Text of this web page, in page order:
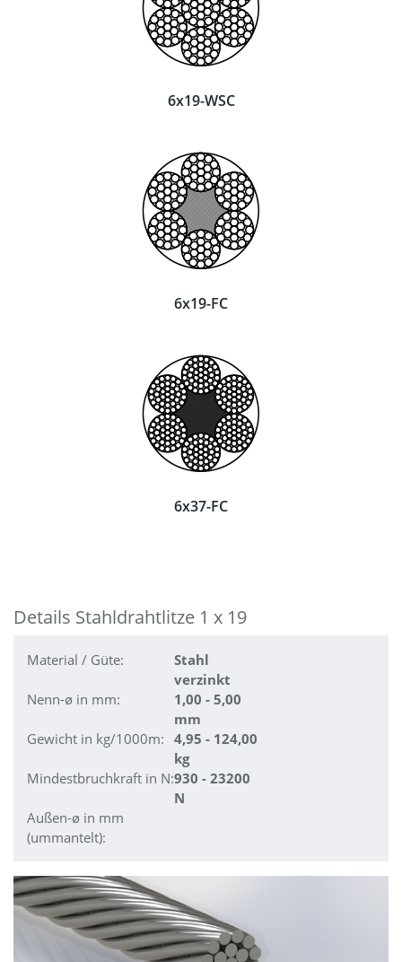
6x19-WSC
6x19-FC
6x37-FC
Details Stahldrahtlitze 1 x 19
Material / Güte:
Stahl
verzinkt
Nenn-ø in mm:
1,00 - 5,00
mm
Gewicht in kg/1000m: 4,95 - 124,00
kg
Mindestbruchkraft in N:930 - 23200
N
Außen-ø in mm
(ummantelt):